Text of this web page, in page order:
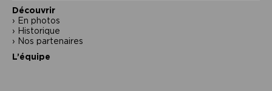
Découvrir
En photos
Historique
Nos partenaires
L’équipe